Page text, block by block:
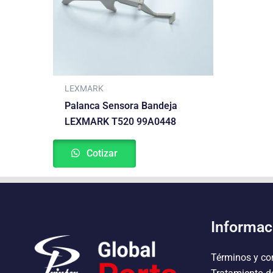
LEXMARK
Palanca Sensora Bandeja
LEXMARK T520 99A0448
Cotizar
Términos y